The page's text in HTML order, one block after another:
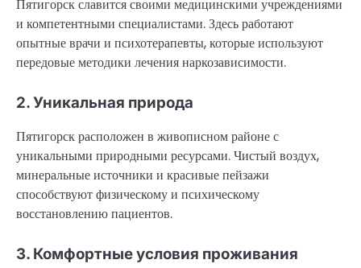
Пятигорск славится своими медицинскими учреждениями
и компетентными специалистами. Здесь работают
опытные врачи и психотерапевты, которые используют
передовые методики лечения наркозависимости.
2. Уникальная природа
Пятигорск расположен в живописном районе с
уникальными природными ресурсами. Чистый воздух,
минеральные источники и красивые пейзажи
способствуют физическому и психическому
восстановлению пациентов.
3. Комфортные условия проживания